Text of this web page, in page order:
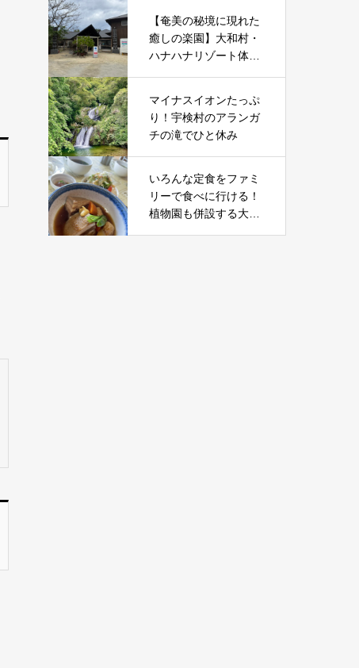
【奄美の秘境に現れた
癒しの楽園】大和村・
ハナハナリゾート体験
マイナスイオンたっぷ
り！宇検村のアランガ
チの滝でひと休み
いろんな定食をファミ
リーで食べに行ける！
植物園も併設する大衆